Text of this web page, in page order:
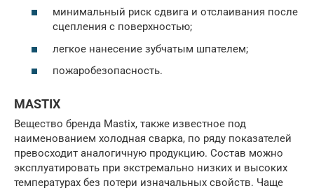
минимальный риск сдвига и отслаивания после
сцепления с поверхностью;
легкое нанесение зубчатым шпателем;
пожаробезопасность.
MASTIX
Вещество бренда Mastix, также известное под
наименованием холодная сварка, по ряду показателей
превосходит аналогичную продукцию. Состав можно
эксплуатировать при экстремально низких и высоких
температурах без потери изначальных свойств. Чаще